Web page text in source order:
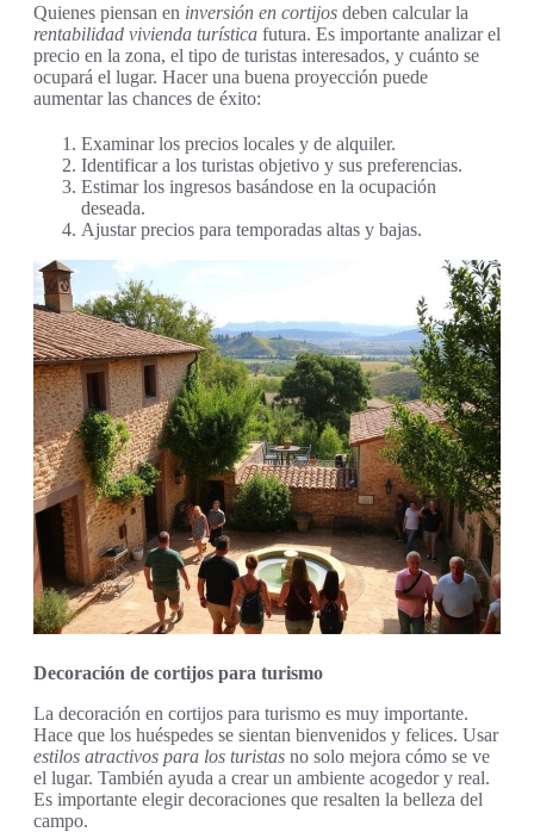
Quienes piensan en inversión en cortijos deben calcular la
rentabilidad vivienda turística futura. Es importante analizar el
precio en la zona, el tipo de turistas interesados, y cuánto se
ocupará el lugar. Hacer una buena proyección puede
aumentar las chances de éxito:
Examinar los precios locales y de alquiler.
Identificar a los turistas objetivo y sus preferencias.
Estimar los ingresos basándose en la ocupación
deseada.
Ajustar precios para temporadas altas y bajas.
Decoración de cortijos para turismo
La decoración en cortijos para turismo es muy importante.
Hace que los huéspedes se sientan bienvenidos y felices. Usar
estilos atractivos para los turistas no solo mejora cómo se ve
el lugar. También ayuda a crear un ambiente acogedor y real.
Es importante elegir decoraciones que resalten la belleza del
campo.